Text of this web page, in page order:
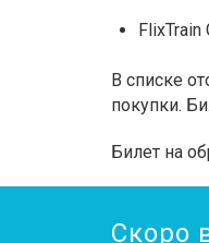
FlixTrain
В списке
покупки.
Билет на
Скоро